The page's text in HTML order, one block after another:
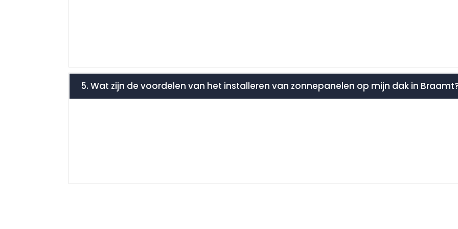
5. Wat zijn de voordelen van het installeren van zonnepanelen op mijn dak in